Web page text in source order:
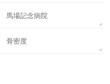
馬場記念病院
骨密度